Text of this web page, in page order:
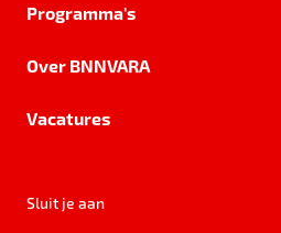
Programma's
Over BNNVARA
Vacatures
Sluit je aan